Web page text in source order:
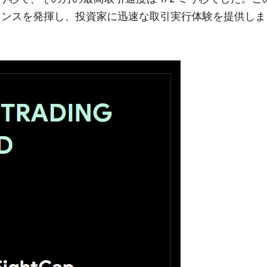
スを発揮し、投資家に迅速な取引実行体験を提供し